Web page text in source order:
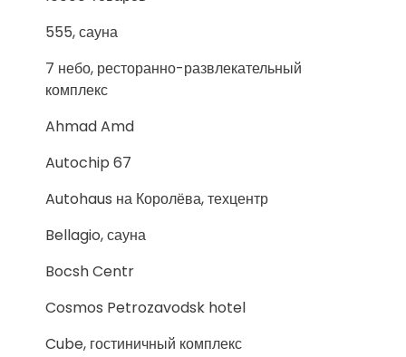
555, сауна
7 небо, ресторанно-развлекательный
комплекс
Ahmad Amd
Autochip 67
Autohaus на Королёва, техцентр
Bellagio, сауна
Bocsh Centr
Cosmos Petrozavodsk hotel
Cube, гостиничный комплекс